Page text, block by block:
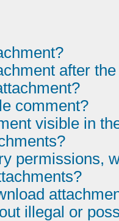
after
comment?
visible in
permissions,
illegal or